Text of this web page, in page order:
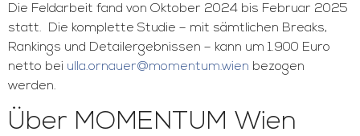
Die Feldarbeit fand von Oktober 2024 bis Februar 2025
statt. Die komplette Studie – mit sämtlichen Breaks,
Rankings und Detailergebnissen – kann um 1.900 Euro
netto bei ulla.ornauer@momentum.wien bezogen
werden.
Über MOMENTUM Wien